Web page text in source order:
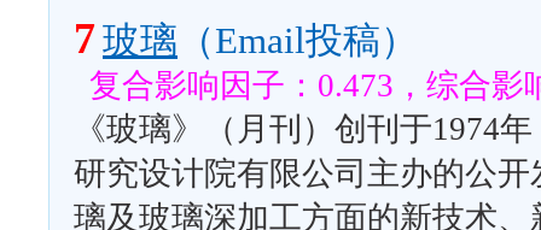
7玻璃 （Email投稿）
复合影响因子：0.473，综合影
《玻璃》（月刊）创刊于1974
研究设计院有限公司主办的公
璃及玻璃深加工方面的新技术